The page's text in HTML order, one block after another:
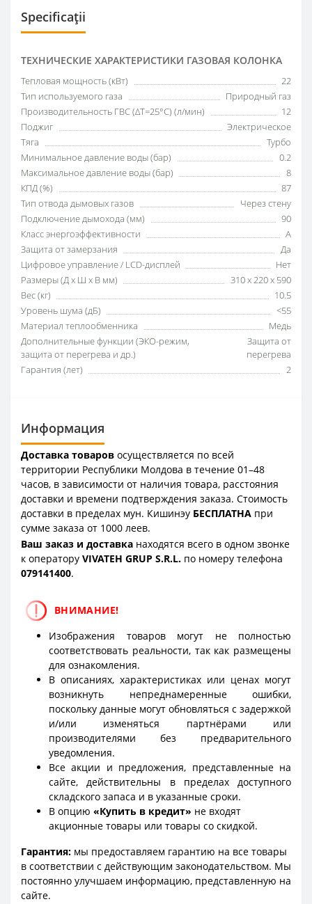
Specificații
ТЕХНИЧЕСКИЕ ХАРАКТЕРИСТИКИ ГАЗОВАЯ КОЛОНКА
Тепловая мощность (кВт)
22
Тип используемого газа
Природный газ
Производительность ГВС (ΔT=25°C) (л/мин)
12
Поджиг
Электрическое
Тяга
Турбо
Минимальное давление воды (бар)
0.2
Максимальное давление воды (бар)
8
КПД (%)
87
Тип отвода дымовых газов
Через стену
Подключение дымохода (мм)
90
Класс энергоэффективности
A
Защита от замерзания
Да
Цифровое управление / LCD-дисплей
Нет
Размеры (Д x Ш x В мм)
310 x 220 x 590
Вес (кг)
10.5
Уровень шума (дБ)
<55
Материал теплообменника
Медь
Дополнительные функции (ЭКО-режим,
защита от перегрева и др.)
Защита от
перегрева
Гарантия (лет)
2
Информация
Доставка товаров осуществляется по всей
территории Республики Молдова в течение 01–48
часов, в зависимости от наличия товара, расстояния
доставки и времени подтверждения заказа. Стоимость
доставки в пределах мун. Кишинэу БЕСПЛАТНА при
сумме заказа от 1000 леев.
Ваш заказ и доставка находятся всего в одном звонке
к оператору VIVATEH GRUP S.R.L. по номеру телефона
079141400.
ВНИМАНИЕ!
Изображения товаров могут не полностью
соответствовать реальности, так как размещены
для ознакомления.
В описаниях, характеристиках или ценах могут
возникнуть непреднамеренные ошибки,
поскольку данные могут обновляться с задержкой
и/или изменяться партнёрами или
производителями без предварительного
уведомления.
Все акции и предложения, представленные на
сайте, действительны в пределах доступного
складского запаса и в указанные сроки.
В опцию «Купить в кредит» не входят
акционные товары или товары со скидкой.
Гарантия: мы предоставляем гарантию на все товары
в соответствии с действующим законодательством. Мы
постоянно улучшаем информацию, представленную на
сайте.